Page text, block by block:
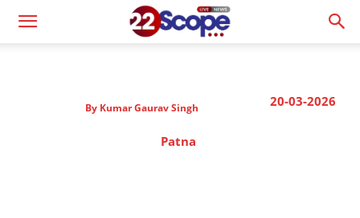
20-03-2026
By Kumar Gaurav Singh
Patna